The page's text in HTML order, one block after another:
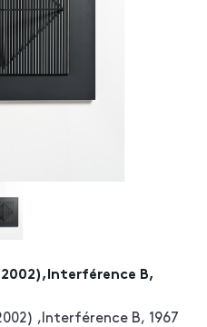
B,
,Interférence B, 1967